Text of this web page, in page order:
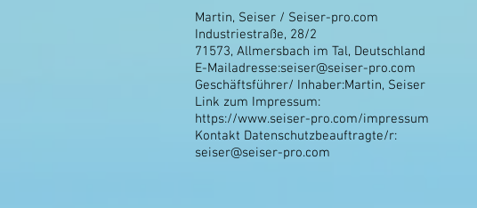
Martin, Seiser / Seiser-pro.com
Industriestraße, 28/2
71573, Allmersbach im Tal, Deutschland
E-Mailadresse:seiser@seiser-pro.com
Geschäftsführer/ Inhaber:Martin, Seiser
Link zum Impressum:
https://www.seiser-pro.com/impressum
Kontakt Datenschutzbeauftragte/r:
seiser@seiser-pro.com